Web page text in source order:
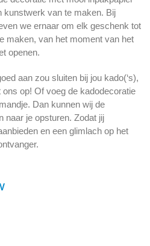
kunstwerk van te maken. Bij
we ernaar om elk geschenk tot
maken, van het moment van het
openen.
aan zou sluiten bij jou kado(‘s),
op! Of voeg de kadodecoratie
Dan kunnen wij de
naar je opsturen. Zodat jij
en een glimlach op het